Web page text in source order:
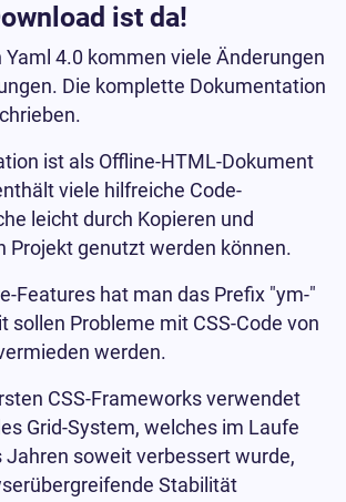
ist da!
Yaml 4.0 kommen viele Änderungen
Die komplette Dokumentation
ist als Offline-HTML-Dokument
viele hilfreiche Code-
leicht durch Kopieren und
Projekt genutzt werden können.
Features hat man das Prefix "ym-"
sollen Probleme mit CSS-Code von
werden.
CSS-Frameworks verwendet
Grid-System, welches im Laufe
Jahren soweit verbessert wurde,
Stabilität